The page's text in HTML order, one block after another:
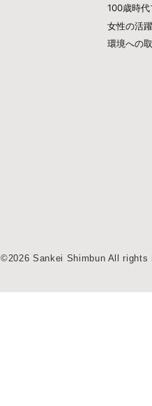
100歳時代
女性の活
環境への
©2026 Sankei Shimbun All rights